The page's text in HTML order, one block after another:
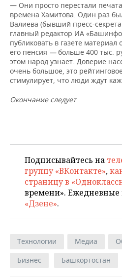
— Они просто перестали
времена Хамитова. Один раз
Валиева (бывший пресс-
главный редактор ИА
публиковать в газете
его пенсия —больше 400 тыс.
этом народ узнает. Доверие
очень большое, это
стимулирует, что люди ждут
Окончание следует
Подписывайтесь на
группу «ВКонтакте»,
страницу в
времени». Ежедневные
«Дзене».
Технологии Медиа
Бизнес
Башкортостан